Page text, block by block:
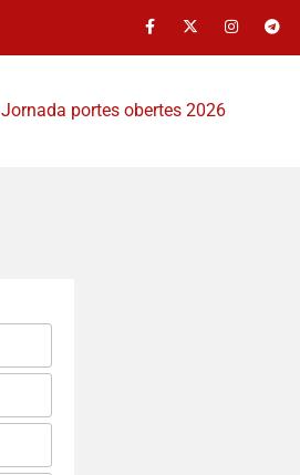
Jornada portes obertes 2026